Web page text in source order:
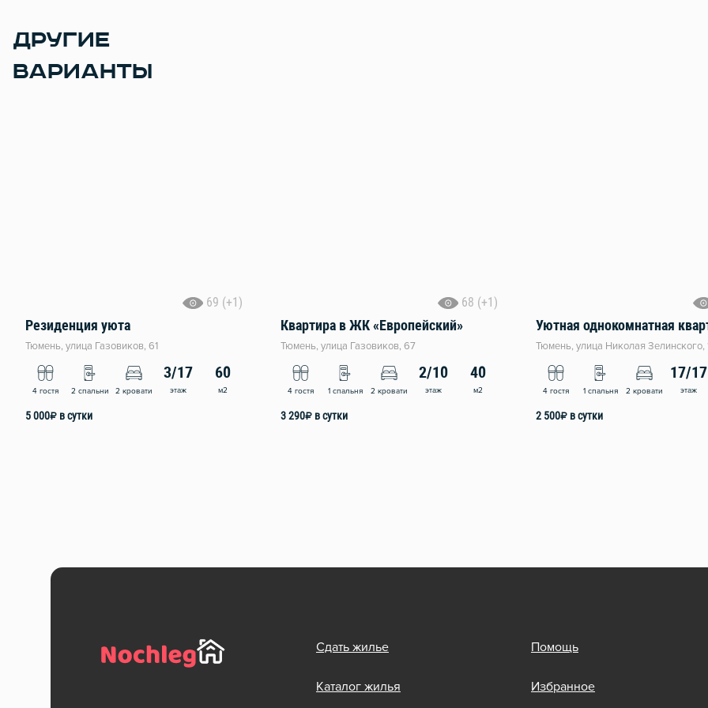
ДРУГИЕ
ВАРИАНТЫ
69 (+1)
Резиденция уюта
Тюмень, улица Газовиков, 61
4 гостя 2 спальни 2 кровати
3/17
этаж
60
м2
5 000₽ в сутки
68 (+1)
Квартира в ЖК «Европейский»
Тюмень, улица Газовиков, 67
4 гостя 1 спальня 2 кровати
2/10
этаж
40
м2
3 290₽ в сутки
Тюмень, улица Николая Зелинского,
4 гостя 1 спальня 2 кровати
17/17
этаж
2 500₽ в сутки
Сдать жилье
Каталог жилья
Помощь
Избранное